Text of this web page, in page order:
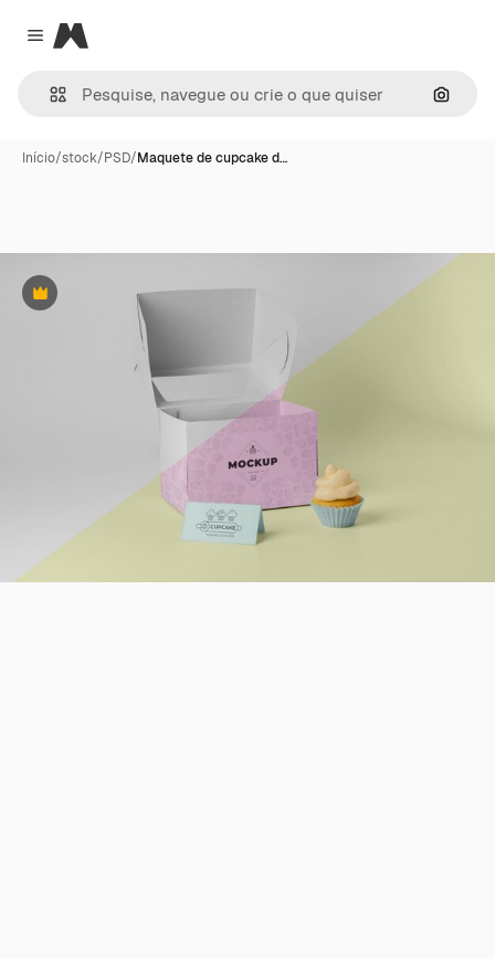
Close menu
Magnific
Início/stock/PSD/Maquete de cupcake d…
Premium